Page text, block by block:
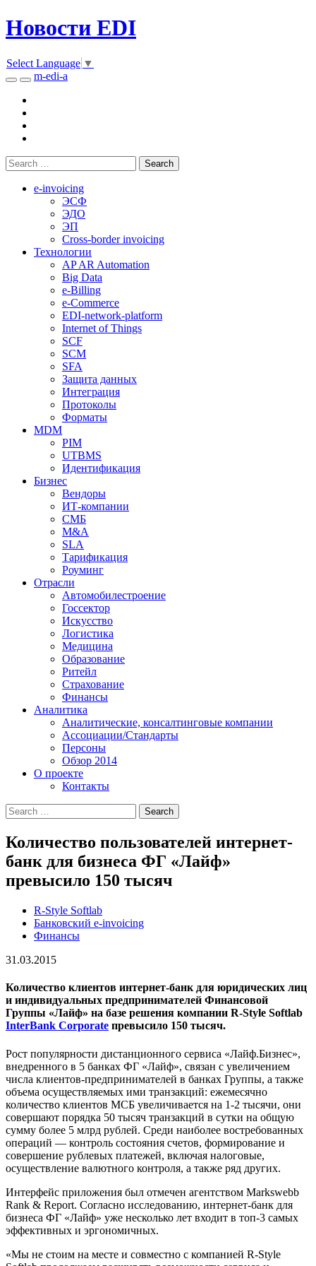
Новости EDI
Select Language ▼
m-edi-a
e-invoicing
ЭСФ
ЭДО
ЭП
Cross-border invoicing
Технологии
AP AR Automation
Big Data
e-Billing
e-Commerce
EDI-network-platform
Internet of Things
SCF
SCM
SFA
Защита данных
Интеграция
Протоколы
Форматы
MDM
PIM
UTBMS
Идентификация
Бизнес
Вендоры
ИТ-компании
СМБ
M&A
SLA
Тарификация
Роуминг
Отрасли
Автомобилестроение
Госсектор
Искусство
Логистика
Медицина
Образование
Ритейл
Страхование
Финансы
Аналитика
Аналитические, консалтинговые компании
Ассоциации/Стандарты
Персоны
Обзор 2014
О проекте
Контакты
Количество пользователей интернет-
банк для бизнеса ФГ «Лайф»
превысило 150 тысяч
R-Style Softlab
Банковский e-invoicing
Финансы
31.03.2015
Количество клиентов интернет-банк для юридических лиц
и индивидуальных предпринимателей Финансовой
Группы «Лайф» на базе решения компании R-Style Softlab
InterBank Corporate превысило 150 тысяч.
Рост популярности дистанционного сервиса «Лайф.Бизнес»,
внедренного в 5 банках ФГ «Лайф», связан с увеличением
числа клиентов-предпринимателей в банках Группы, а также
объема осуществляемых ими транзакций: ежемесячно
количество клиентов МСБ увеличивается на 1-2 тысячи, они
совершают порядка 50 тысяч транзакций в сутки на общую
сумму более 5 млрд рублей. Среди наиболее востребованных
операций — контроль состояния счетов, формирование и
совершение рублевых платежей, включая налоговые,
осуществление валютного контроля, а также ряд других.
Интерфейс приложения был отмечен агентством Markswebb
Rank & Report. Согласно исследованию, интернет-банк для
бизнеса ФГ «Лайф» уже несколько лет входит в топ-3 самых
эффективных и эргономичных.
«Мы не стоим на месте и совместно с компанией R-Style